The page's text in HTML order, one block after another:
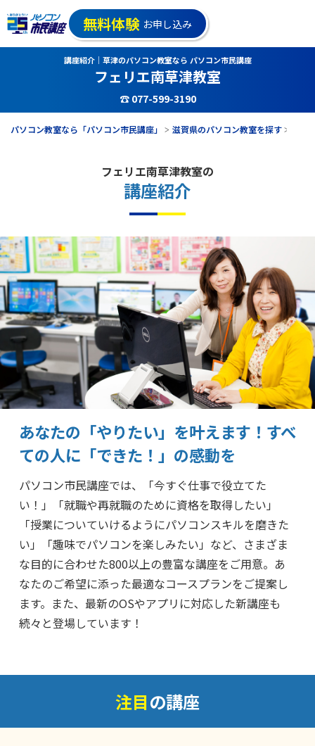
無料体験 お申し込み
講座紹介｜草津のパソコン教室なら パソコン市民講座
フェリエ南草津教室
☎ 077-599-3190
パソコン教室なら「パソコン市民講座」 滋賀県のパソコン教室を探す
フェリエ南草津教室の
講座紹介
あなたの「やりたい」を叶えます！ すべ
ての人に「できた！」の感動を
パソコン市民講座では、「今すぐ仕事で役立てた
い！」「就職や再就職のために資格を取得したい」
「授業についていけるようにパソコンスキルを磨きた
い」「趣味でパソコンを楽しみたい」など、さまざま
な目的に合わせた800以上の豊富な講座をご用意。あ
なたのご希望に添った最適なコースプランをご提案し
ます。また、最新のOSやアプリに対応した新講座も
続々と登場しています！
注目の講座